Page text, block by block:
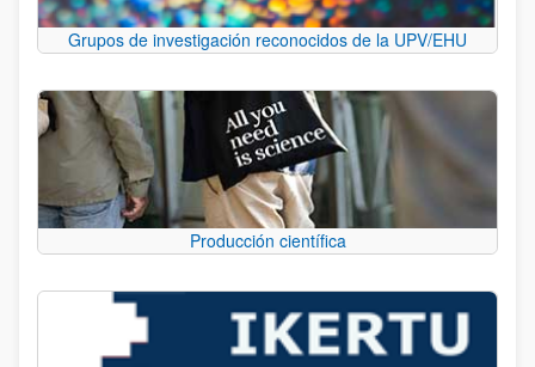
Grupos de investigación reconocidos de la UPV/EHU
Producción científica